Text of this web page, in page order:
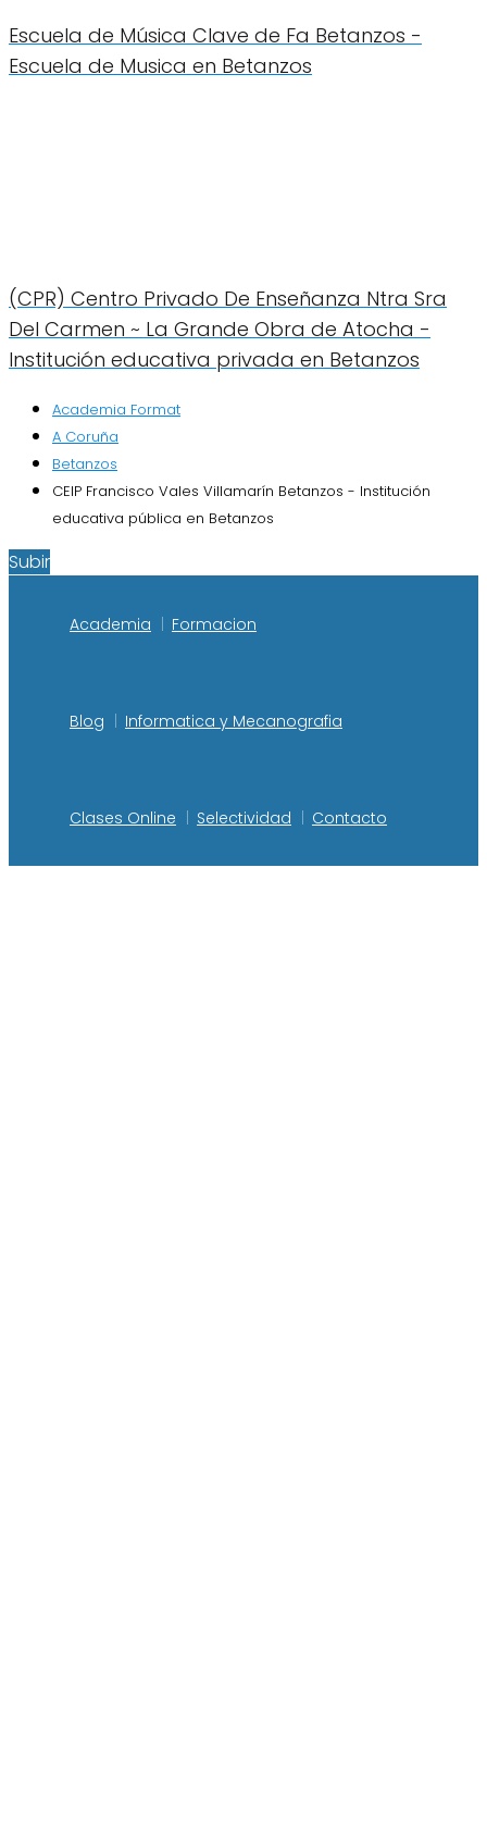
Escuela de Música Clave de Fa Betanzos -
Escuela de Musica en Betanzos
(CPR) Centro Privado De Enseñanza Ntra Sra
Del Carmen ~ La Grande Obra de Atocha -
Institución educativa privada en Betanzos
Academia Format
A Coruña
Betanzos
CEIP Francisco Vales Villamarín Betanzos - Institución
educativa pública en Betanzos
Subir
Academia Formacion
Blog Informatica y Mecanografia
Clases Online Selectividad Contacto